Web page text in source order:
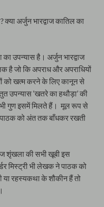
अर्जुन भारद्वाज कातिल का
का उपन्यास है। अर्जुन भारद्वाज
है जो कि अपराध और अपराधियों
को खत्म करने के लिए कानून से
उपन्यास ‘खतरे का हथौड़ा’ की
गुण इसमें मिलते हैं। मूल रूप से
को अंत तक बाँधकर रखती
शृंखला की सभी खूबी इस
मिस्ट्री भी लेखक ने पाठक को
रहस्यकथा के शौकीन हैं तो